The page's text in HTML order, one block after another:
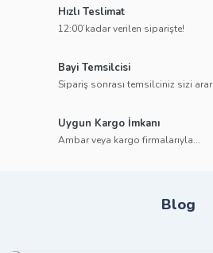
Hızlı Teslimat
12:00’kadar verilen siparişte!
Bayi Temsilcisi
Sipariş sonrası temsilciniz sizi arar
Uygun Kargo İmkanı
Ambar veya kargo firmalarıyla...
Blog